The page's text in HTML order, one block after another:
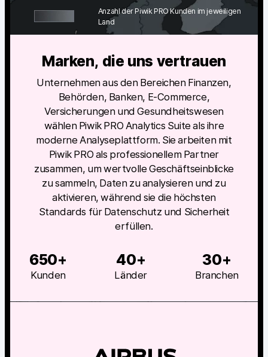
Changelog
Datenschutz & Sicherheit
Analytics für Web & Mobile
Analytics für Produktteams
Tag Management
Datenaktivierung
Datenschutz Compliance
Ecommerce Analytics
Server-Side-Tagging & Tracking
Anzahl der Piwik PRO Kunden im jeweiligen
Land
Marken, die uns vertrauen
Unternehmen aus den Bereichen Finanzen,
Behörden, Banken, E-Commerce,
Versicherungen und Gesundheitswesen
wählen Piwik PRO Analytics Suite als ihre
moderne Analyseplattform. Sie arbeiten mit
Piwik PRO als professionellem Partner
zusammen, um wertvolle Geschäftseinblicke
zu sammeln, Daten zu analysieren und zu
aktivieren, während sie die höchsten
Standards für Datenschutz und Sicherheit
erfüllen.
650+
Kunden
40+
Länder
30+
Branchen